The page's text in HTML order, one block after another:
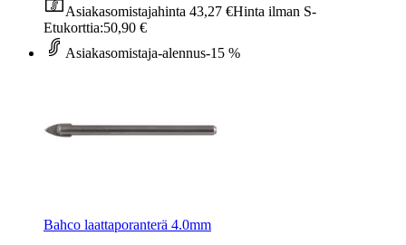
Asiakasomistajahinta 43,27 €Hinta ilman S-
Etukorttia:50,90 €
Asiakasomistaja-alennus-15 %
Bahco laattaporanterä 4.0mm